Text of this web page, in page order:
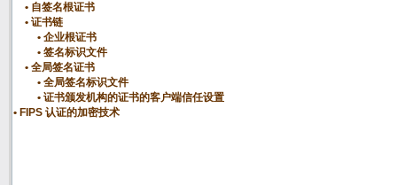
自签名根证书
证书链
企业根证书
签名标识文件
全局签名证书
全局签名标识文件
证书颁发机构的证书的客户端信任设置
FIPS 认证的加密技术